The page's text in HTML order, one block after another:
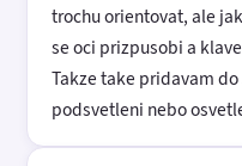
trochu orientovat, ale
se oci prizpusobi a
Takze take pridavam
podsvetleni nebo